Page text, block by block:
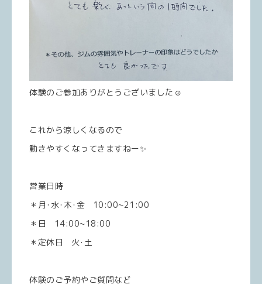
体験のご参加ありがとうございました☺️
これから涼しくなるので
動きやすくなってきますねー✨
営業日時
＊月･水･木･金 10:00~21:00
＊日 14:00~18:00
＊定休日 火･土
体験のご予約やご質問など